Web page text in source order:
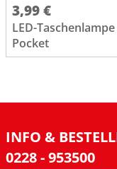
3,99 €
LED-Taschenlampe
Pocket
INFO &
0228 - 953500